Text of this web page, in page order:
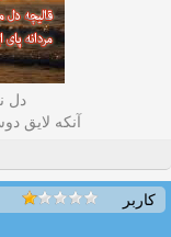
دل
آنکه لایق
کاربر